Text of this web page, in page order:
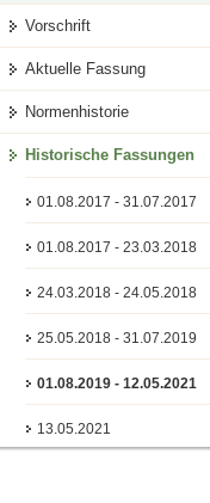
Vorschrift
Aktuelle Fassung
Normenhistorie
Historische Fassungen
01.08.2017 - 31.07.2017
01.08.2017 - 23.03.2018
24.03.2018 - 24.05.2018
25.05.2018 - 31.07.2019
01.08.2019 - 12.05.2021
13.05.2021